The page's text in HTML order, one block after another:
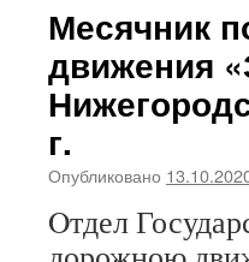
Месячник
движения
г.
Опубликовано
Oтдел